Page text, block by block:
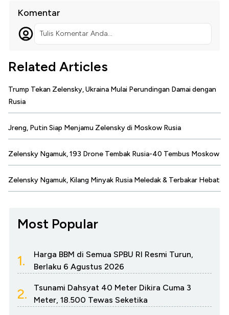
Komentar
Tulis Komentar Anda...
Related Articles
Trump Tekan Zelensky, Ukraina Mulai Perundingan Damai dengan
Rusia
Jreng, Putin Siap Menjamu Zelensky di Moskow Rusia
Zelensky Ngamuk, 193 Drone Tembak Rusia-40 Tembus Moskow
Zelensky Ngamuk, Kilang Minyak Rusia Meledak & Terbakar Hebat
Most Popular
1.
Harga BBM di Semua SPBU RI Resmi Turun,
Berlaku 6 Agustus 2026
2.
Tsunami Dahsyat 40 Meter Dikira Cuma 3
Meter, 18.500 Tewas Seketika